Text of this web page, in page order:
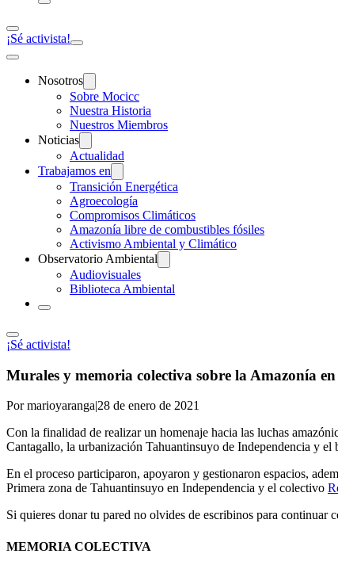
¡Sé activista!
Nosotros
Sobre Mocicc
Nuestra Historia
Nuestros Miembros
Noticias
Actualidad
Trabajamos en
Transición Energética
Agroecología
Compromisos Climáticos
Amazonía libre de combustibles fósiles
Activismo Ambiental y Climático
Observatorio Ambiental
Audiovisuales
Biblioteca Ambiental
¡Sé activista!
Murales y memoria colectiva sobre la Amazonía
Por marioyaranga|28 de enero de 2021
Con la finalidad de realizar un homenaje hacia las luchas
Cantagallo, la urbanización Tahuantinsuyo de Independencia y
En el proceso participaron, apoyaron y gestionaron espacios,
Primera zona de Tahuantinsuyo en Independencia y el colectivo
Si quieres donar tu pared no olvides de escribinos para continuar
MEMORIA COLECTIVA